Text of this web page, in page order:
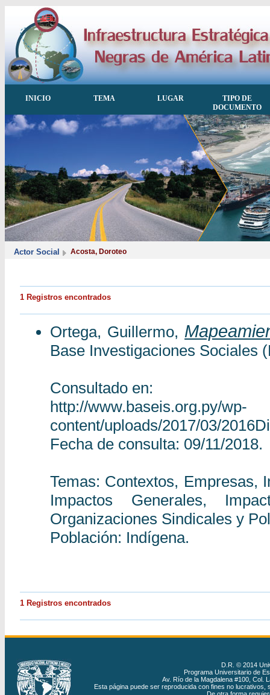
INICIO TEMA LUGAR
TIPO DE
DOCUMENTO
Actor Social Acosta, Doroteo
1 Registros encontrados
Ortega, Guillermo,
Base Investigaciones Sociales
Consultado en:
http://www.baseis.org.py/wp-
content/uploads/2017/03/
Fecha de consulta: 09/11/2018.
Temas: Contextos, Empresas,
Impactos Generales,
Organizaciones Sindicales y
Población: Indígena.
1 Registros encontrados
D.R. © 2014
Programa Universitario de
Av. Río de la Magdalena #100, Col.
Esta página puede ser reproducida con fines no